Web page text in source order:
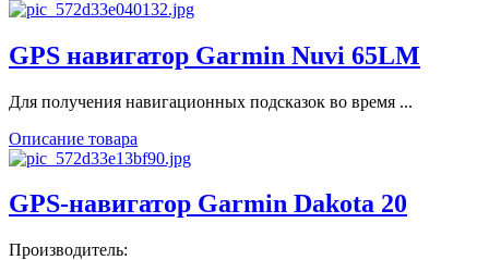
GPS навигатор Garmin Nuvi 65LM
Для получения навигационных подсказок во время ...
Описание товара
GPS-навигатор Garmin Dakota 20
Производитель: